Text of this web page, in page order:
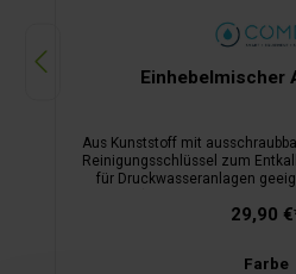
Einhebelmischer
Aus Kunststoff mit
Reinigungsschlüssel zum
für Druckwasseranlagen
29,90
Farbe